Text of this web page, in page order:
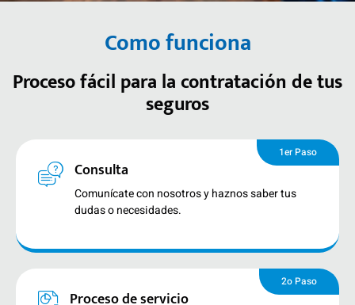
Como funciona
Proceso fácil para la contratación de tus
seguros
Consulta
Comunícate con nosotros y haznos saber tus
dudas o necesidades.
1er Paso
Proceso de servicio
2o Paso